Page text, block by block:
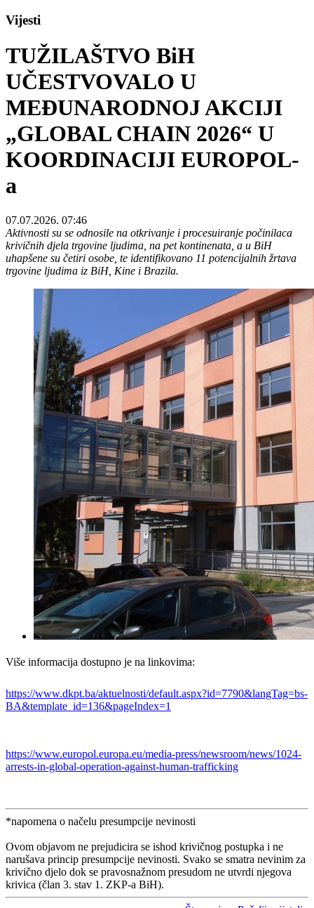
Vijesti
TUŽILAŠTVO BiH
UČESTVOVALO U
MEĐUNARODNOJ AKCIJI
„GLOBAL CHAIN 2026“ U
KOORDINACIJI EUROPOL-
a
07.07.2026. 07:46
Aktivnosti su se odnosile na otkrivanje i procesuiranje počinilaca
krivičnih djela trgovine ljudima, na pet kontinenata, a u BiH
uhapšene su četiri osobe, te identifikovano 11 potencijalnih žrtava
trgovine ljudima iz BiH, Kine i Brazila.
Više informacija dostupno je na linkovima:
https://www.dkpt.ba/aktuelnosti/default.aspx?id=7790&langTag=bs-
BA&template_id=136&pageIndex=1
https://www.europol.europa.eu/media-press/newsroom/news/1024-
arrests-in-global-operation-against-human-trafficking
*napomena o načelu presumpcije nevinosti
Ovom objavom ne prejudicira se ishod krivičnog postupka i ne
narušava princip presumpcije nevinosti. Svako se smatra nevinim za
krivično djelo dok se pravosnažnom presudom ne utvrdi njegova
krivica (član 3. stav 1. ZKP-a BiH).